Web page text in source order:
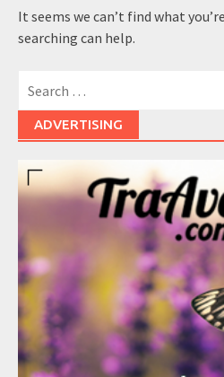
It seems we can’t find what
searching can help.
ADVERTISING